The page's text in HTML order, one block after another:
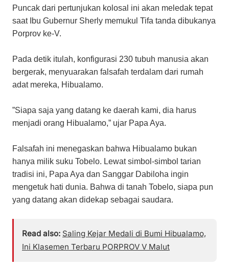
​Puncak dari pertunjukan kolosal ini akan meledak tepat
saat Ibu Gubernur Sherly memukul Tifa tanda dibukanya
Porprov ke-V.
Pada detik itulah, konfigurasi 230 tubuh manusia akan
bergerak, menyuarakan falsafah terdalam dari rumah
adat mereka, Hibualamo.
​”Siapa saja yang datang ke daerah kami, dia harus
menjadi orang Hibualamo,” ujar Papa Aya.
​Falsafah ini menegaskan bahwa Hibualamo bukan
hanya milik suku Tobelo. Lewat simbol-simbol tarian
tradisi ini, Papa Aya dan Sanggar Dabiloha ingin
mengetuk hati dunia. Bahwa di tanah Tobelo, siapa pun
yang datang akan didekap sebagai saudara.
Read also: Saling Kejar Medali di Bumi Hibualamo,
Ini Klasemen Terbaru PORPROV V Malut